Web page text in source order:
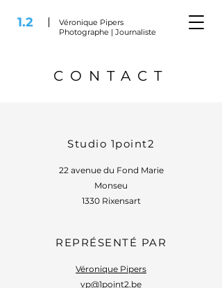
1.2
Véronique Pipers
Photographe | Journaliste
CONTACT
Studio 1point2
22 avenue du Fond Marie
Monseu
1330 Rixensart
REPRÉSENTÉ PAR
Véronique Pipers
vp@1point2.be